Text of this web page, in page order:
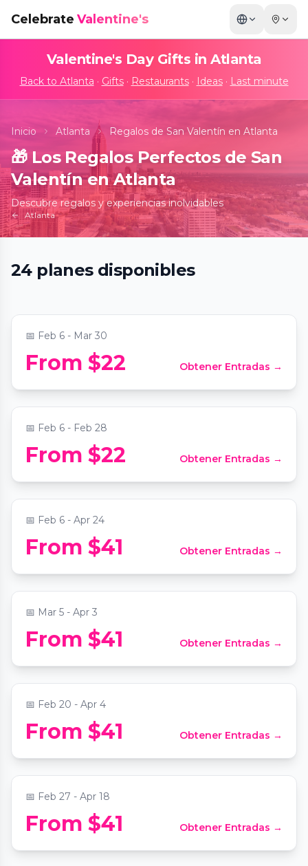
Celebrate Valentine's
Valentine's Day Gifts in Atlanta
Back to Atlanta · Gifts· Restaurants· Ideas· Last minute
Inicio Atlanta Regalos de San Valentín en Atlanta
🎁 Los Regalos Perfectos de San
Valentín en Atlanta
Descubre regalos y experiencias inolvidables
Atlanta
24 planes disponibles
in Atlanta
📅 Feb 6 - Mar 30
From $22 Obtener Entradas →
After Dark by Pink Puma
📍Pullman Yards
📅 Feb 6 - Feb 28
From $22 Obtener Entradas →
Candlelight: Queen vs. ABBA
📍The Chapel on Sycamore
📅 Feb 6 - Apr 24
From $41 Obtener Entradas →
Candlelight: Neo-Soul Favorites ft. Songs
by Prince, Childish Gambino, and More
📍The Chapel on Sycamore
📅 Mar 5 - Apr 3
From $41 Obtener Entradas →
Candlelight: Tribute to Fleetwood Mac
📍The Chapel on Sycamore
📅 Feb 20 - Apr 4
From $41 Obtener Entradas →
Candlelight: Hip Hop on Strings
📍The Chapel on Sycamore
📅 Feb 27 - Apr 18
From $41 Obtener Entradas →
Candlelight: Tribute to Adele
📍Magnolia Hall